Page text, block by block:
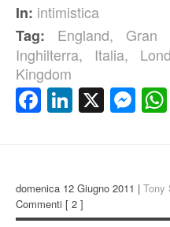
In: intimistica
Tag:
England, Gran
Inghilterra, Italia,
Kingdom
Facebook
X
domenica 12 Giugno 2011 | Tony
Commenti [ 2 ]